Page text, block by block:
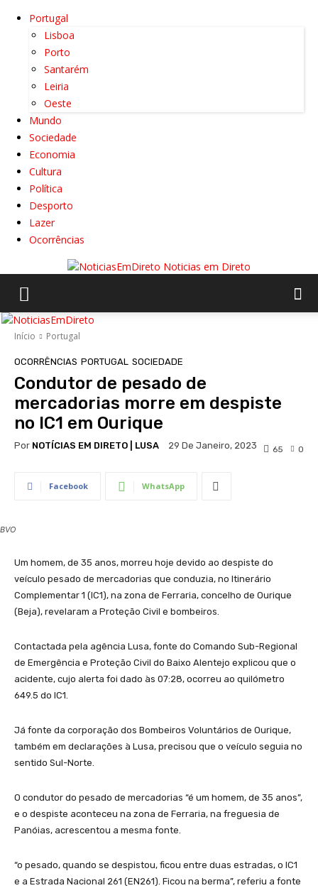
Portugal
Lisboa
Porto
Santarém
Leiria
Oeste
Mundo
Sociedade
Economia
Cultura
Política
Desporto
Lazer
Ocorrências
Noticias em Direto
Início Portugal
OCORRÊNCIAS PORTUGAL SOCIEDADE
Condutor de pesado de
mercadorias morre em despiste
no IC1 em Ourique
Por NOTÍCIAS EM DIRETO | LUSA 29 De Janeiro, 2023 0
65
Facebook WhatsApp
BVO
Um homem, de 35 anos, morreu hoje devido ao despiste do
veículo pesado de mercadorias que conduzia, no Itinerário
Complementar 1 (IC1), na zona de Ferraria, concelho de Ourique
(Beja), revelaram a Proteção Civil e bombeiros.
Contactada pela agência Lusa, fonte do Comando Sub-Regional
de Emergência e Proteção Civil do Baixo Alentejo explicou que o
acidente, cujo alerta foi dado às 07:28, ocorreu ao quilómetro
649.5 do IC1.
Já fonte da corporação dos Bombeiros Voluntários de Ourique,
também em declarações à Lusa, precisou que o veículo seguia no
sentido Sul-Norte.
O condutor do pesado de mercadorias “é um homem, de 35 anos”,
e o despiste aconteceu na zona de Ferraria, na freguesia de
Panóias, acrescentou a mesma fonte.
“o pesado, quando se despistou, ficou entre duas estradas, o IC1
e a Estrada Nacional 261 (EN261). Ficou na berma”, referiu a fonte